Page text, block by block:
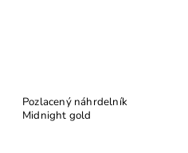
Pozlacený náhrdelník
Midnight gold